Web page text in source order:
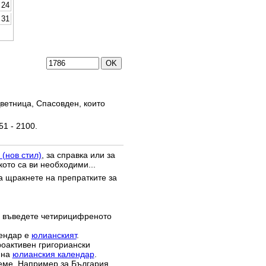
24
31
Спасовден, които
- 2100.
(нов стил), за справка или за
са ви необходими...
щракнете на препратките за
въведете четирицифреното
е юлианският.
григориански
юлианския календар.
Например за България,